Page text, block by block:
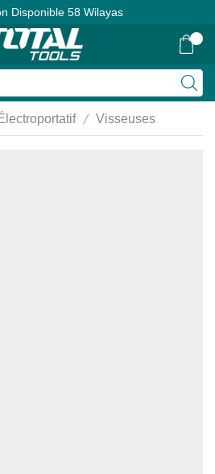
Disponible 58 Wilayas
input
/ Visseuses